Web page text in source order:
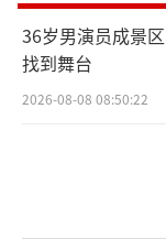
36岁男演员成景
找到舞台
2026-08-08 08:50:22